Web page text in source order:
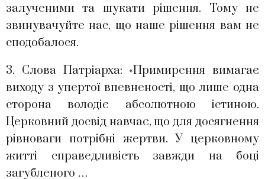
залученими та шукати рішення. Тому не
звинувачуйте нас, що наше рішення вам не
сподобалося.
3. Слова Патріарха: «Примирення вимагає
виходу з упертої впевненості, що лише одна
сторона володіє абсолютною істиною.
Церковний досвід навчає, що для досягнення
рівноваги потрібні жертви. У церковному
житті справедливість завжди на боці
загубленого …